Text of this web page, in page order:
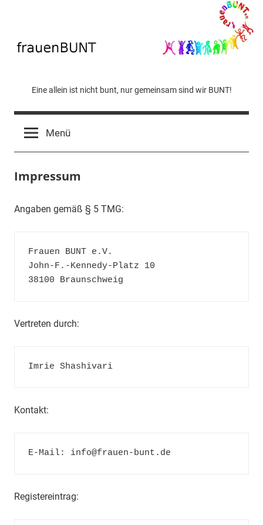
springen
frauen
BUNT
Eine allein ist nicht bunt, nur gemeinsam sind wir BUNT!
Menü
Impressum
Angaben gemäß § 5 TMG:
Frauen BUNT e.V.
John-F.-Kennedy-Platz 10
38100 Braunschweig
Vertreten durch:
Imrie Shashivari
Kontakt:
E-Mail: info@frauen-bunt.de
Registereintrag: